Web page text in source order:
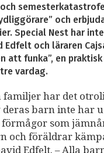
och
Special Nest har
Edfelt och läraren
att funka”, en
vardag.
familjer har det
barn inte har
som
och föräldrar
Edfelt. – Alla